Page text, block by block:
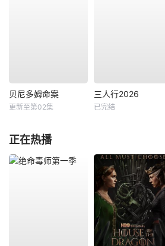
贝尼多姆命案
更新至第02集
三人行2026
已完结
正在热播